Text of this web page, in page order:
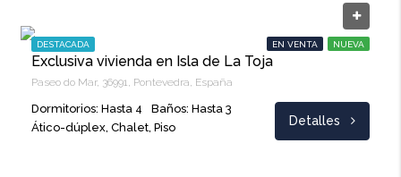
DESTACADA EN VENTA NUEVA
Exclusiva vivienda en Isla de La Toja
Paseo do Mar, 36991, Pontevedra, España
Dormitorios: Hasta 4
Baños: Hasta 3
Ático-dúplex, Chalet, Piso
Detalles